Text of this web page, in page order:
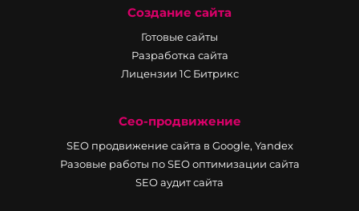
Создание сайта
Готовые сайты
Разработка сайта
Лицензии 1С Битрикс
Сео-продвижение
SEO продвижение сайта в Google, Yandex
Разовые работы по SEO оптимизации сайта
SEO аудит сайта